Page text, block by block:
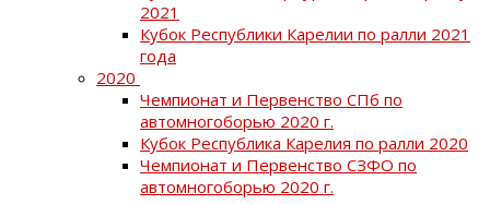
2021
Кубок Республики Карелии по ралли 2021
года
2020
Чемпионат и Первенство СПб по
автомногоборью 2020 г.
Кубок Республика Карелия по ралли 2020
Чемпионат и Первенство СЗФО по
автомногоборью 2020 г.